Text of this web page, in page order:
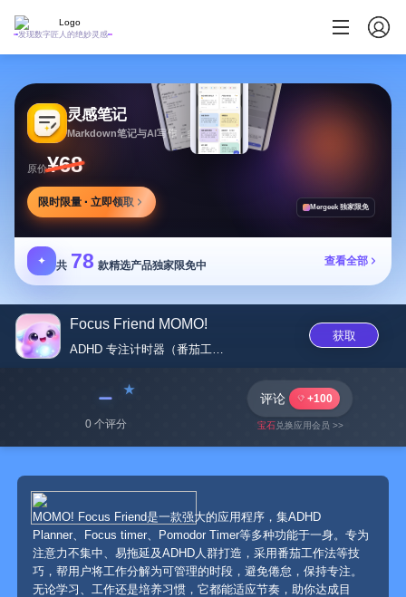
发现数字匠人的绝妙灵感
灵感笔记
Markdown笔记与AI写作，多方式整理同步笔记
原价¥68
限时限量 · 立即领取 Mergeek 独家限免
✦ 共 78 款精选产品独家限免中 查看全部
Focus Friend MOMO!
ADHD 专注计时器（番茄工作...
获取
﹣
0 个评分
评论 +100
宝石兑换应用会员 >>
MOMO! Focus Friend是一款强大的应用程序，集ADHD
Planner、Focus timer、Pomodor Timer等多种功能于一身。专为
注意力不集中、易拖延及ADHD人群打造，采用番茄工作法等技
巧，帮用户将工作分解为可管理的时段，避免倦怠，保持专注。
无论学习、工作还是培养习惯，它都能适应节奏，助你达成目